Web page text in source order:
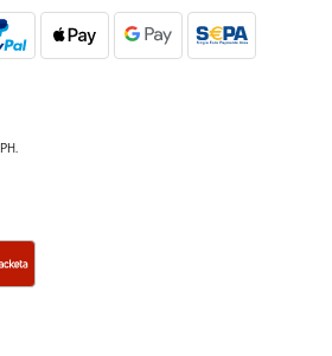
06/07/2025
with no crevices to gather dirt and
hob yet. It has just arrived. Look fantastic.
Has a little issue with the delivery (DPD),
was very pleasent and helpful, all is good